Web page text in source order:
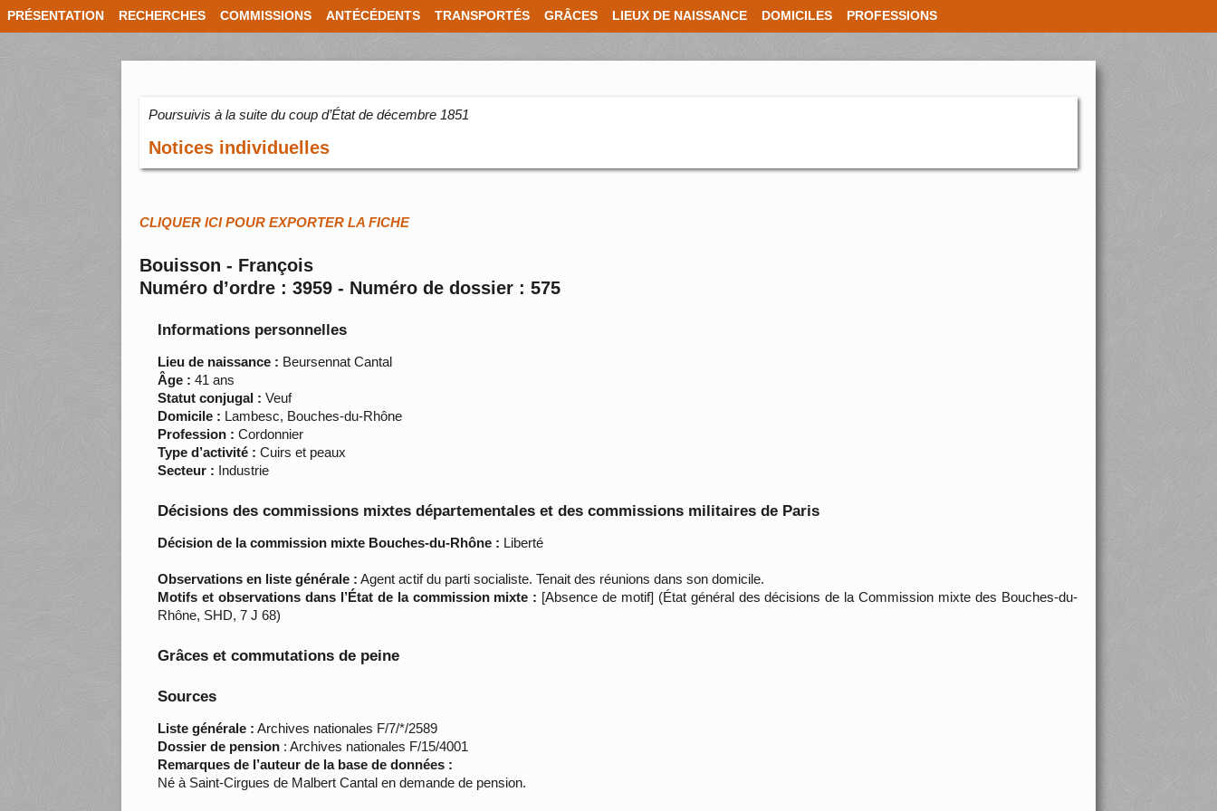
PRÉSENTATION RECHERCHES COMMISSIONS ANTÉCÉDENTS TRANSPORTÉS GRÂCES LIEUX DE NAISSANCE DOMICILES PROFESSIONS
Poursuivis à la suite du coup d’État de décembre 1851
Notices individuelles
CLIQUER ICI POUR EXPORTER LA FICHE
Bouisson - François
Numéro d’ordre : 3959 - Numéro de dossier : 575
Informations personnelles
Lieu de naissance : Beursennat Cantal
Âge : 41 ans
Statut conjugal : Veuf
Domicile : Lambesc, Bouches-du-Rhône
Profession : Cordonnier
Type d’activité : Cuirs et peaux
Secteur : Industrie
Décisions des commissions mixtes départementales et des commissions militaires de Paris
Décision de la commission mixte Bouches-du-Rhône : Liberté
Observations en liste générale : Agent actif du parti socialiste. Tenait des réunions dans son domicile.
Motifs et observations dans l’État de la commission mixte : [Absence de motif] (État général des décisions de la Commission mixte des Bouches-du-
Rhône, SHD, 7 J 68)
Grâces et commutations de peine
Sources
Liste générale : Archives nationales F/7/*/2589
Dossier de pension : Archives nationales F/15/4001
Remarques de l’auteur de la base de données :
Né à Saint-Cirgues de Malbert Cantal en demande de pension.